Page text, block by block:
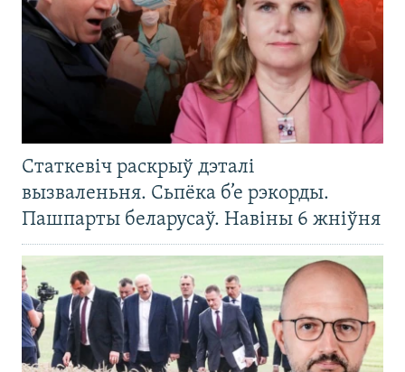
Статкевіч раскрыў дэталі
вызваленьня. Сьпёка б’е рэкорды.
Пашпарты беларусаў. Навіны 6 жніўня